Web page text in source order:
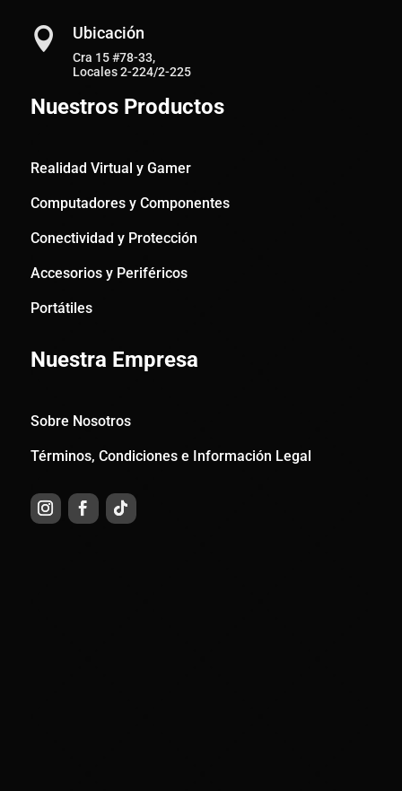
 Ubicación
Cra 15 #78-33,
Locales 2-224/2-225
Nuestros Productos
Realidad Virtual y Gamer
Computadores y Componentes
Conectividad y Protección
Accesorios y Periféricos
Portátiles
Nuestra Empresa
Sobre Nosotros
Términos, Condiciones e Información Legal